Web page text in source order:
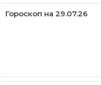
Гороскоп на 29.07.26